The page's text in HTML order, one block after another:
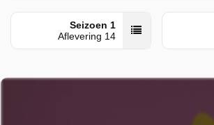
Seizoen 1
Aflevering 14